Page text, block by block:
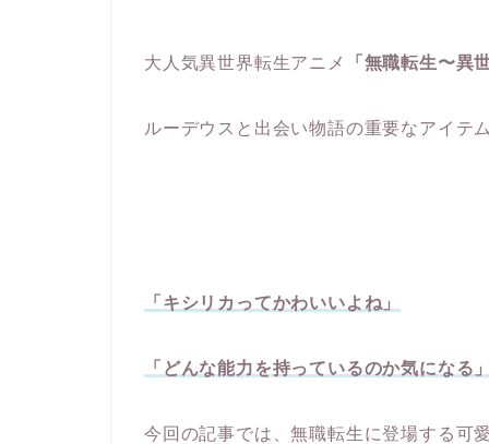
大人気異世界転生アニメ 「無職転生〜異
ルーデウスと出会い物語の重要なアイテ
「キシリカってかわいいよね」
「どんな能力を持っているのか気になる
今回の記事では、無職転生に登場する可